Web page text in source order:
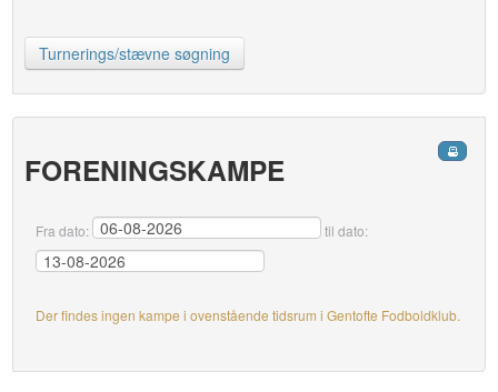
Turnerings/stævne søgning
FORENINGSKAMPE
Fra dato: til dato:
Der findes ingen kampe i ovenstående tidsrum i Gentofte Fodboldklub.